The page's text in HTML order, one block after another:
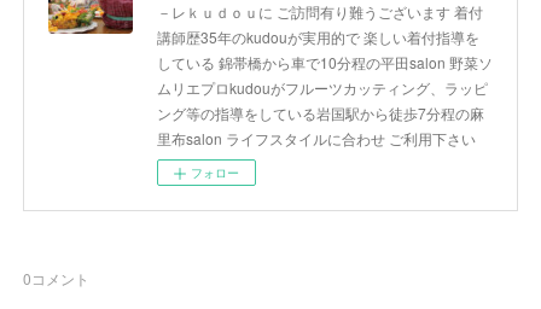
－レｋｕｄｏｕに ご訪問有り難うございます 着付
講師歴35年のkudouが実用的で 楽しい着付指導を
している 錦帯橋から車で10分程の平田salon 野菜ソ
ムリエプロkudouがフルーツカッティング、ラッピ
ング等の指導をしている岩国駅から徒歩7分程の麻
里布salon ライフスタイルに合わせ ご利用下さい
フォロー
0コメント